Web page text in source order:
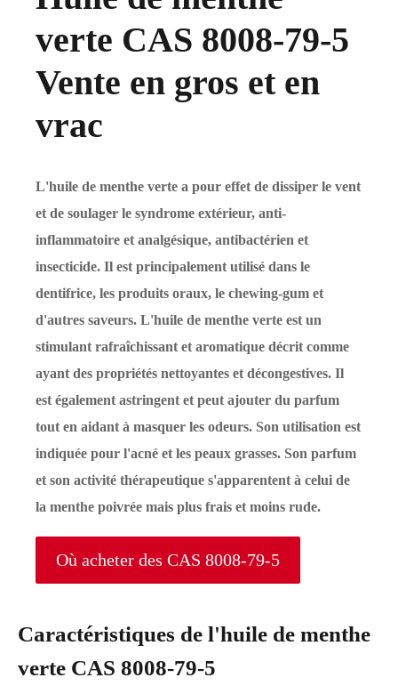
verte CAS 8008-79-5
Vente en gros et en
vrac
L'huile de menthe verte a pour effet de dissiper le vent
et de soulager le syndrome extérieur, anti-
inflammatoire et analgésique, antibactérien et
insecticide. Il est principalement utilisé dans le
dentifrice, les produits oraux, le chewing-gum et
d'autres saveurs. L'huile de menthe verte est un
stimulant rafraîchissant et aromatique décrit comme
ayant des propriétés nettoyantes et décongestives. Il
est également astringent et peut ajouter du parfum
tout en aidant à masquer les odeurs. Son utilisation est
indiquée pour l'acné et les peaux grasses. Son parfum
et son activité thérapeutique s'apparentent à celui de
la menthe poivrée mais plus frais et moins rude.
Où acheter des CAS 8008-79-5
Caractéristiques de l'huile de menthe
verte CAS 8008-79-5